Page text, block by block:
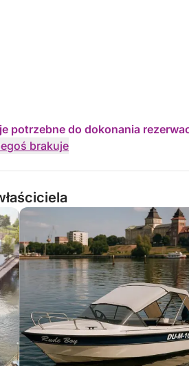
potrzebne do dokonania
brakuje